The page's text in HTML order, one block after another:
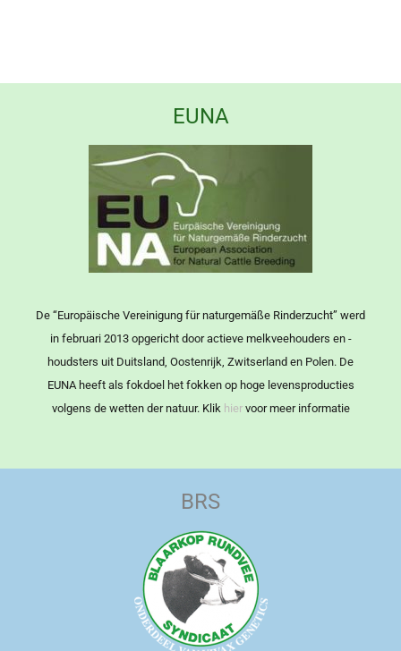
EUNA
De “Europäische Vereinigung für naturgemäße Rinderzucht” werd
in februari 2013 opgericht door actieve melkveehouders en -
houdsters uit Duitsland, Oostenrijk, Zwitserland en Polen. De
EUNA heeft als fokdoel het fokken op hoge levensproducties
volgens de wetten der natuur. Klik hier voor meer informatie
BRS